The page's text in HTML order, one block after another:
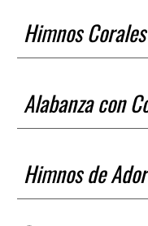
Himnos Corales
Alabanza con
Himnos de